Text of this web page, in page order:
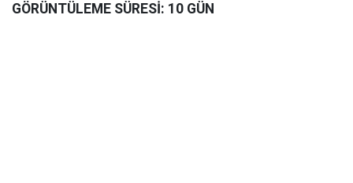
GÖRÜNTÜLEME SÜRESİ: 10 GÜN